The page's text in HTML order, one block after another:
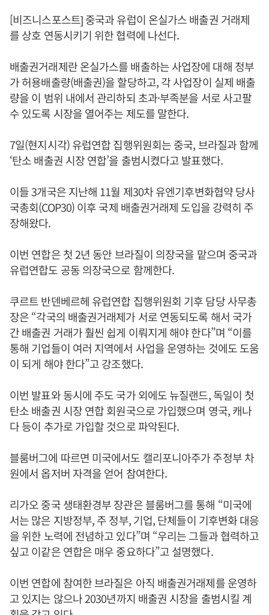
[비즈니스포스트] 중국과 유럽이 온실가스 배출권 거래제
를 상호 연동시키기 위한 협력에 나선다.
배출권거래제란 온실가스를 배출하는 사업장에 대해 정부
가 허용배출량(배출권)을 할당하고, 각 사업장이 실제 배출
량을 이 범위 내에서 관리하되 초과·부족분을 서로 사고팔
수 있도록 시장을 열어주는 제도를 말한다.
7일(현지시각) 유럽연합 집행위원회는 중국, 브라질과 함께
‘탄소 배출권 시장 연합’을 출범시켰다고 발표했다.
이들 3개국은 지난해 11월 제30차 유엔기후변화협약 당사
국총회(COP30) 이후 국제 배출권거래제 도입을 강력히 주
장해왔다.
이번 연합은 첫 2년 동안 브라질이 의장국을 맡으며 중국과
유럽연합도 공동 의장국으로 함께한다.
쿠르트 반덴베르헤 유럽연합 집행위원회 기후 담당 사무총
장은 “각국의 배출권거래제가 서로 연동되도록 해서 국가
간 배출권 거래가 훨씬 쉽게 이뤄지게 해야 한다”며 “이를
통해 기업들이 여러 지역에서 사업을 운영하는 것에도 도움
이 되게 해야 한다”고 강조했다.
이번 발표와 동시에 주도 국가 외에도 뉴질랜드, 독일이 첫
탄소 배출권 시장 연합 회원국으로 가입했으며 영국, 캐나
다 등이 추가로 가입할 것으로 파악된다.
블룸버그에 따르면 미국에서도 캘리포니아주가 주정부 차
원에서 옵저버 자격을 얻어 참여한다.
리가오 중국 생태환경부 장관은 블룸버그를 통해 “미국에
서는 많은 지방정부, 주 정부, 기업, 단체들이 기후변화 대응
을 위한 노력에 전념하고 있다”며 “우리는 그들과 협력하고
싶고 이같은 연합은 매우 중요하다”고 설명했다.
이번 연합에 참여한 브라질은 아직 배출권거래제를 운영하
고 있지는 않으나 2030년까지 배출권 시장을 출범시킬 계